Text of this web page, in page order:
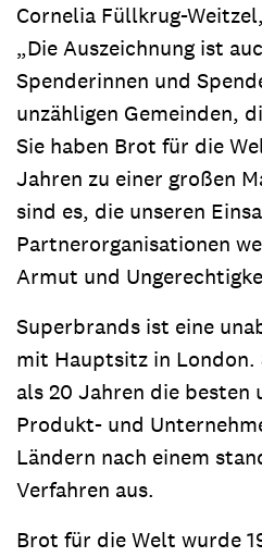
Cornelia Füllkrug-
„Die Auszeichnung ist
Spenderinnen und
unzähligen Gemeinden,
Sie haben Brot für die
Jahren zu einer großen
sind es, die unseren
Partnerorganisationen
Armut und
Superbrands ist eine
mit Hauptsitz in London.
als 20 Jahren die besten
Produkt- und
Ländern nach einem
Verfahren aus.
Brot für die Welt wurde